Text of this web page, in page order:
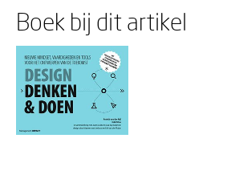
Boek bij dit artikel